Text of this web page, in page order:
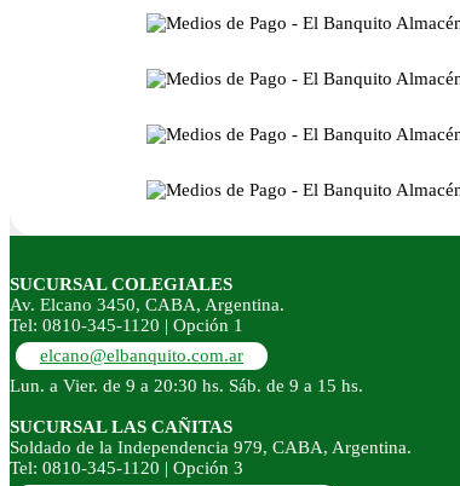
SUCURSAL COLEGIALES
Av. Elcano 3450, CABA, Argentina.
Tel: 0810-345-1120 | Opción 1
elcano@elbanquito.com.ar
Lun. a Vier. de 9 a 20:30 hs. Sáb. de 9 a 15 hs.
SUCURSAL LAS CAÑITAS
Soldado de la Independencia 979, CABA, Argentina.
Tel: 0810-345-1120 | Opción 3